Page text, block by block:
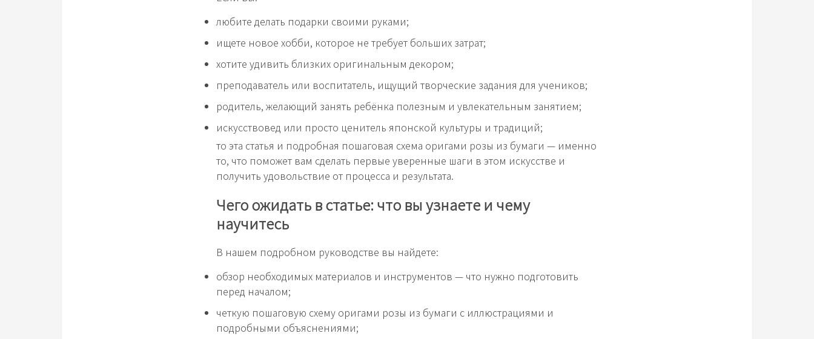
любите делать подарки своими руками;
ищете новое хобби, которое не требует больших затрат;
хотите удивить близких оригинальным декором;
преподаватель или воспитатель, ищущий творческие задания для учеников;
родитель, желающий занять ребёнка полезным и увлекательным занятием;
искусствовед или просто ценитель японской культуры и традиций;
то эта статья и подробная пошаговая схема оригами розы из бумаги — именно
то, что поможет вам сделать первые уверенные шаги в этом искусстве и
получить удовольствие от процесса и результата.
Чего ожидать в статье: что вы узнаете и чему
научитесь
В нашем подробном руководстве вы найдете:
обзор необходимых материалов и инструментов — что нужно подготовить
перед началом;
четкую пошаговую схему оригами розы из бумаги с иллюстрациями и
подробными объяснениями;